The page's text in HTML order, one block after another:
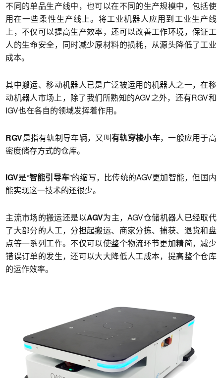
不同的单品生产线中，也可以在不同的生产规模中，包括使
用在一些柔性生产线上。将工业机器人应用到工业生产线
上，不仅可以提高生产效率，还可以改善工作环境，保证工
人的生命安全，同时减少原材料的损耗，从源头降低了工业
成本。
其中搬运、移动机器人已是广泛被运用的机器人之一，在移
动机器人市场上，除了我们所熟知的AGV之外，还有RGV和
IGV也在各自的领域发挥着作用。
RGV是指有轨制导车辆，又叫有轨穿梭小车，一般应用于高
密度储存方式的仓库。
IGV是“智能引导车”的缩写，比传统的AGV更加智能，但国内
能实现这一技术的还很少。
主流市场的搬运还是以AGV为主，AGV仓储机器人已经取代
了大部分的人工，分担起搬运、商家分拣、捕获、退货和盘
点等一系列工作。不仅可以使整个物流环节更加精简，减少
错误订单的发生，还可以大大降低人工成本，提高整个仓库
的运作效率。